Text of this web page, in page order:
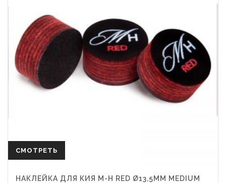
СМОТРЕТЬ
НАКЛЕЙКА ДЛЯ КИЯ M-H RED Ø13,5ММ MEDIUM